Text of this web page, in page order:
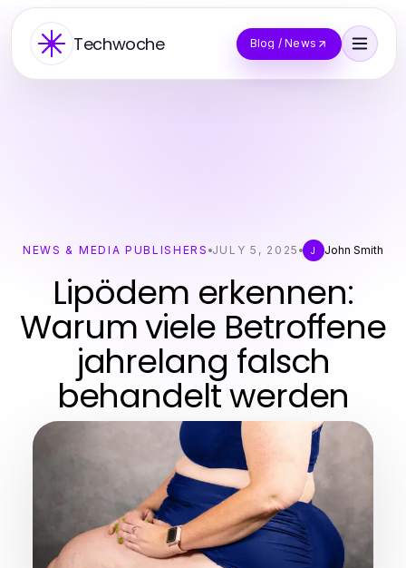
Techwoche Blog / News
NEWS & MEDIA PUBLISHERS JULY 5, 2025 J John Smith
Lipödem erkennen:
Warum viele Betroffene
jahrelang falsch
behandelt werden